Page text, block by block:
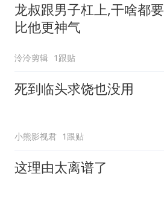
龙叔跟男子杠上,干啥都要
比他更神气
泠泠剪辑 1跟贴
死到临头求饶也没用
小熊影视君 1跟贴
这理由太离谱了